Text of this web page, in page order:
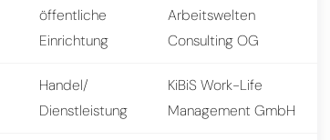
öffentliche
Einrichtung
Arbeitswelten
Consulting OG
Handel/
Dienstleistung
KiBiS Work-Life
Management GmbH